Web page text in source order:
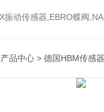
振动传感器,EBRO蝶阀
产品中心 > 德国HBM传感器